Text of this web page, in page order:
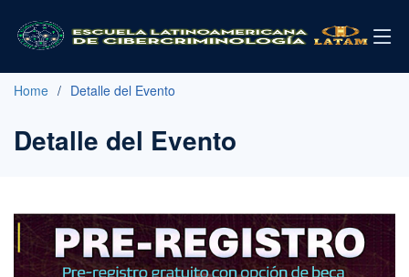
Home Detalle del Evento
Detalle del Evento